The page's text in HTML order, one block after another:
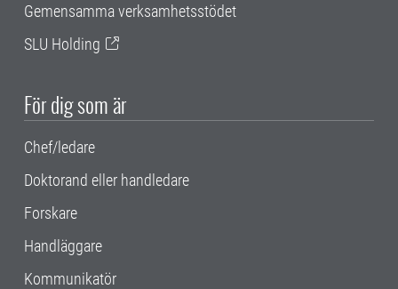
Gemensamma verksamhetsstödet
SLU Holding
För dig som är
Chef/ledare
Doktorand eller handledare
Forskare
Handläggare
Kommunikatör